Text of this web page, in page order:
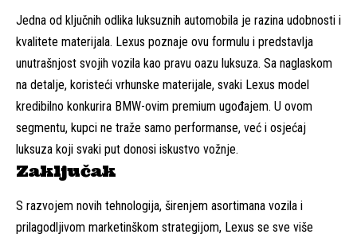
Jedna od ključnih odlika luksuznih automobila je razina udobnosti i
kvalitete materijala. Lexus poznaje ovu formulu i predstavlja
unutrašnjost svojih vozila kao pravu oazu luksuza. Sa naglaskom
na detalje, koristeći vrhunske materijale, svaki Lexus model
kredibilno konkurira BMW-ovim premium ugođajem. U ovom
segmentu, kupci ne traže samo performanse, već i osjećaj
luksuza koji svaki put donosi iskustvo vožnje.
Zaključak
S razvojem novih tehnologija, širenjem asortimana vozila i
prilagodljivom marketinškom strategijom, Lexus se sve više